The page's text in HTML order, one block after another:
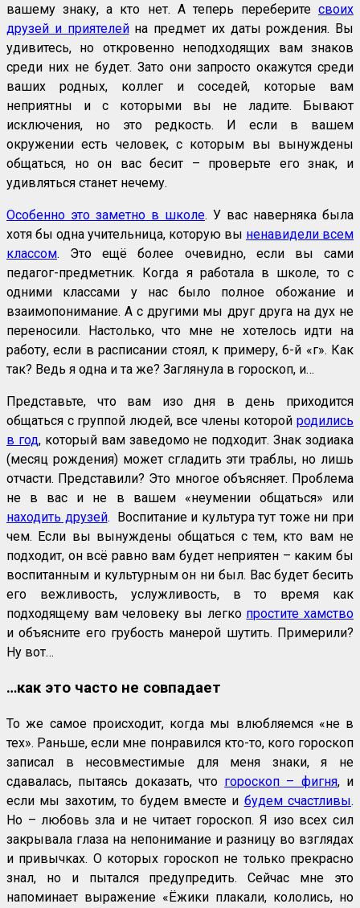
вашему знаку, а кто нет. А теперь переберите своих
друзей и приятелейна предмет их даты рождения. Вы
удивитесь, но откровенно неподходящих вам знаков
среди них не будет. Зато они запросто окажутся среди
ваших родных, коллег и соседей, которые вам
неприятны и с которыми вы не ладите. Бывают
исключения, но это редкость. И если в вашем
окружении есть человек, с которым вы вынуждены
общаться, но он вас бесит – проверьте его знак, и
удивляться станет нечему.
Особенно это заметно в школе. У вас наверняка была
хотя бы одна учительница, которую вы ненавидели всем
классом. Это ещё более очевидно, если вы сами
педагог-предметник. Когда я работала в школе, то с
одними классами у нас было полное обожание и
взаимопонимание. А с другими мы друг друга на дух не
переносили. Настолько, что мне не хотелось идти на
работу, если в расписании стоял, к примеру, 6-й «г». Как
так? Ведь я одна и та же? Заглянула в гороскоп, и…
Представьте, что вам изо дня в день приходится
общаться с группой людей, все члены которой родились
в год, который вам заведомо не подходит. Знак зодиака
(месяц рождения) может сгладить эти траблы, но лишь
отчасти. Представили? Это многое объясняет. Проблема
не в вас и не в вашем «неумении общаться» или
находить друзей. Воспитание и культура тут тоже ни при
чем. Если вы вынуждены общаться с тем, кто вам не
подходит, он всё равно вам будет неприятен – каким бы
воспитанным и культурным он ни был. Вас будет бесить
его вежливость, услужливость, в то время как
подходящему вам человеку вы легко простите хамство
и объясните его грубость манерой шутить. Примерили?
Ну вот…
…как это часто не совпадает
То же самое происходит, когда мы влюбляемся «не в
тех». Раньше, если мне понравился кто-то, кого гороскоп
записал в несовместимые для меня знаки, я не
сдавалась, пытаясь доказать, что гороскоп – фигня, и
если мы захотим, то будем вместе и будем счастливы.
Но – любовь зла и не читает гороскоп. Я изо всех сил
закрывала глаза на непонимание и разницу во взглядах
и привычках. О которых гороскоп не только прекрасно
знал, но и пытался предупредить. Сейчас мне это
напоминает выражение «Ёжики плакали, кололись, но